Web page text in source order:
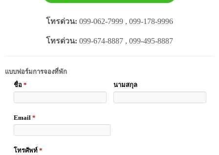
โทรด่วน: 099-062-7999 , 099-178-9996
โทรด่วน: 099-674-8887 , 099-495-8887
แบบฟอร์มการจองที่พัก
ชื่อ * นามสกุล
Email *
โทรศัพท์ *